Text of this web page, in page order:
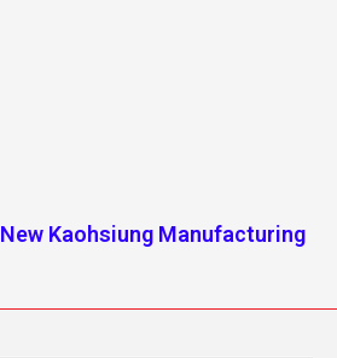
Kaohsiung Manufacturing